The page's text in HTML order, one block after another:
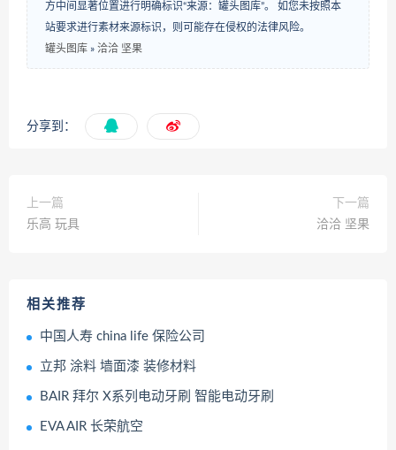
方中间显著位置进行明确标识“来源：罐头图库”。 如您未按照本
站要求进行素材来源标识，则可能存在侵权的法律风险。
罐头图库 » 洽洽 坚果
分享到：
上一篇
乐高 玩具
下一篇
洽洽 坚果
相关推荐
中国人寿 china life 保险公司
立邦 涂料 墙面漆 装修材料
BAIR 拜尔 X系列电动牙刷 智能电动牙刷
EVA AIR 长荣航空